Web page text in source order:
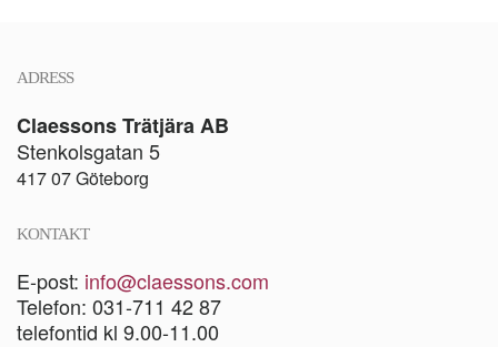
ADRESS
Claessons Trätjära AB
Stenkolsgatan 5
417 07 Göteborg
KONTAKT
E-post: info@claessons.com
Telefon: 031-711 42 87
telefontid kl 9.00-11.00